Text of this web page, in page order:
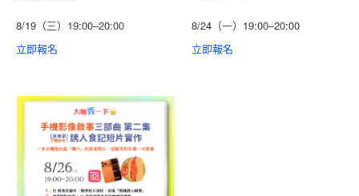
8/19（三）19:00–20:00
8/24（一）19:00–20:00
立即報名
立即報名